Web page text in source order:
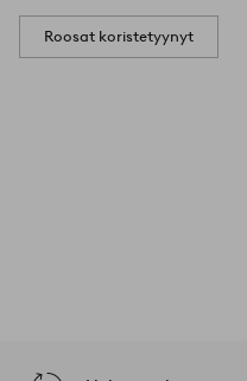
Roosat koristetyynyt